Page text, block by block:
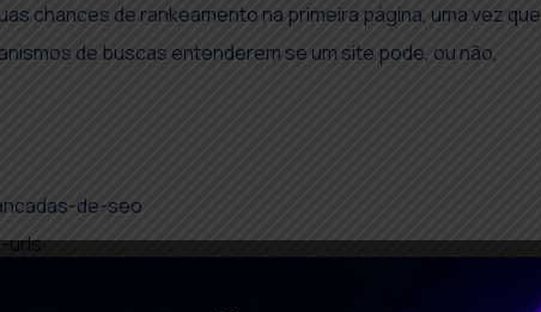
chances de rankeamento na primeira página, uma vez que
de buscas entenderem se um site pode, ou não,
de-seo
urls